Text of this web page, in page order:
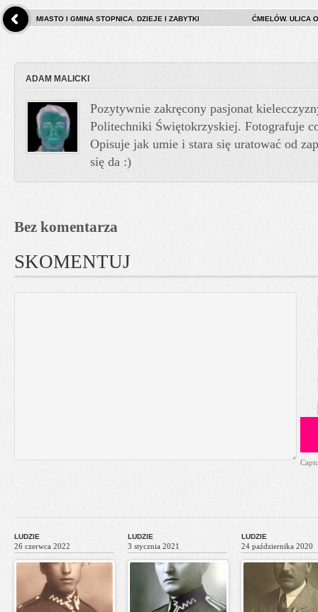
MIASTO I GMINA STOPNICA. DZIEJE I ZABYTKI ĆMIELÓW. ULICA
ADAM MALICKI
Pozytywnie zakręcony pasjonat
Politechniki Świętokrzyskiej. Fotografuje
Opisuje jak umie i stara się uratować od
się da :)
Bez komentarza
SKOMENTUJ
LUDZIE
26 czerwca 2022
LUDZIE
3 stycznia 2021
LUDZIE
24 października 2020